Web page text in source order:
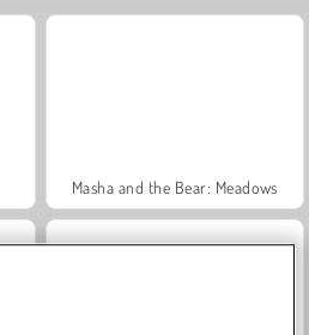
Masha and the Bear: Meadows